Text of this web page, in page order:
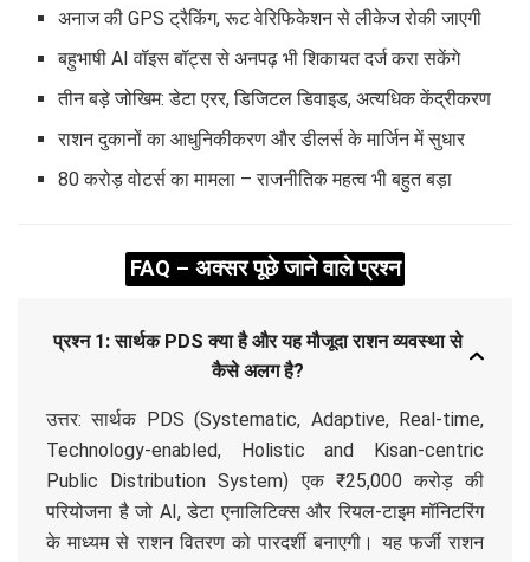
अनाज की GPS ट्रैकिंग, रूट वेरिफिकेशन से लीकेज रोकी जाएगी
बहुभाषी AI वॉइस बॉट्स से अनपढ़ भी शिकायत दर्ज करा सकेंगे
तीन बड़े जोखिम: डेटा एरर, डिजिटल डिवाइड, अत्यधिक केंद्रीकरण
राशन दुकानों का आधुनिकीकरण और डीलर्स के मार्जिन में सुधार
80 करोड़ वोटर्स का मामला – राजनीतिक महत्व भी बहुत बड़ा
FAQ – अक्सर पूछे जाने वाले प्रश्न
प्रश्न 1: सार्थक PDS क्या है और यह मौजूदा राशन व्यवस्था से
कैसे अलग है?
उत्तर: सार्थक PDS (Systematic, Adaptive, Real-time,
Technology-enabled, Holistic and Kisan-centric
Public Distribution System) एक ₹25,000 करोड़ की
परियोजना है जो AI, डेटा एनालिटिक्स और रियल-टाइम मॉनिटरिंग
के माध्यम से राशन वितरण को पारदर्शी बनाएगी। यह फर्जी राशन